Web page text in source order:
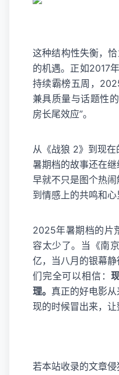
这种结构性失衡，
的机遇。正如2017
持续霸榜五周，
兼具质量与话题性
房长尾效应”。
从《战狼 2》到现
暑期档的故事还在继
早就不只是图个热
到情感上的共鸣和心
2025年暑期档的片
容太少了。当《南
亿，当八月的银幕
们完全可以相信：
理。 真正的好电影
现的时候冒出来，让
若本站收录的文章